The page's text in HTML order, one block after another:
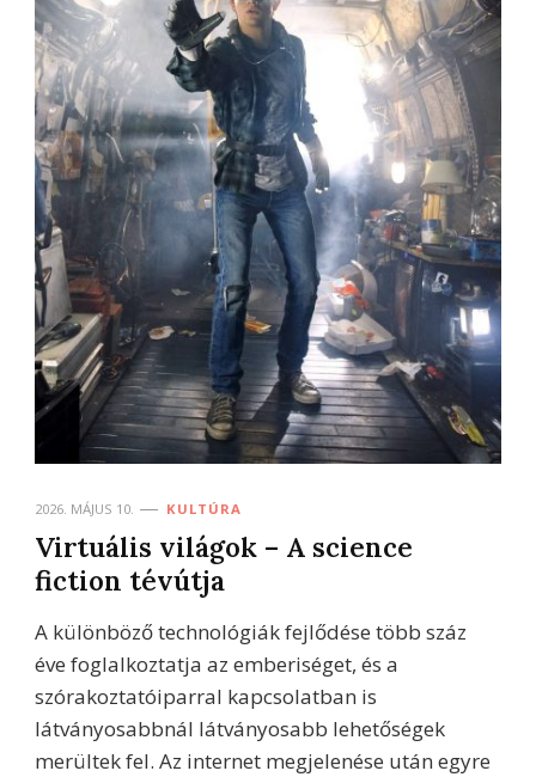
2026. MÁJUS 10. KULTÚRA
Virtuális világok – A science
fiction tévútja
A különböző technológiák fejlődése több száz
éve foglalkoztatja az emberiséget, és a
szórakoztatóiparral kapcsolatban is
látványosabbnál látványosabb lehetőségek
merültek fel. Az internet megjelenése után egyre